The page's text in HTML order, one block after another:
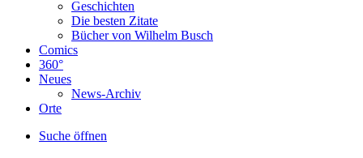
Geschichten
Die besten Zitate
Bücher von Wilhelm Busch
Comics
360°
Neues
News-Archiv
Orte
Suche öffnen